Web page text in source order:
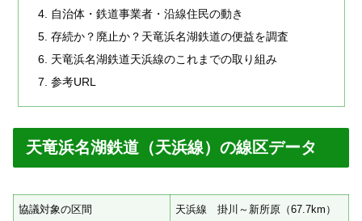
自治体・鉄道事業者・沿線住民の動き
存続か？廃止か？天竜浜名湖鉄道の便益を調査
天竜浜名湖鉄道天浜線のこれまでの取り組み
参考URL
天竜浜名湖鉄道（天浜線）の線区データ
協議対象の区間 天浜線 掛川～新所原（67.7km）